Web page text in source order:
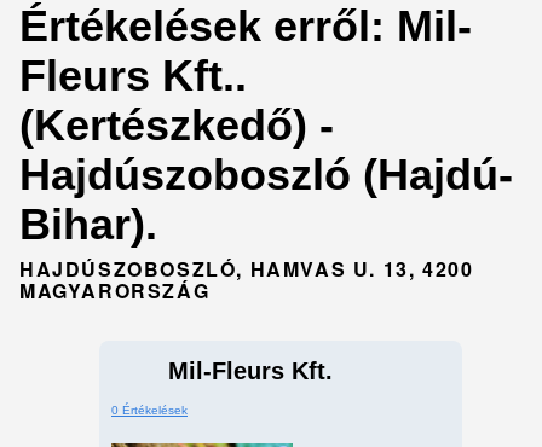
Értékelések erről: Mil-
Fleurs Kft..
(Kertészkedő) -
Hajdúszoboszló (Hajdú-
Bihar).
HAJDÚSZOBOSZLÓ, HAMVAS U. 13, 4200
MAGYARORSZÁG
Mil-Fleurs Kft.
0 Értékelések